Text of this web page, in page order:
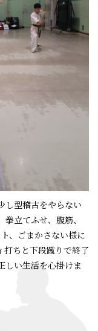
し型稽古をやらない
拳立てふせ、腹筋、
、ごまかさない様に
打ちと下段蹴りで終了
しい生活を心掛けま